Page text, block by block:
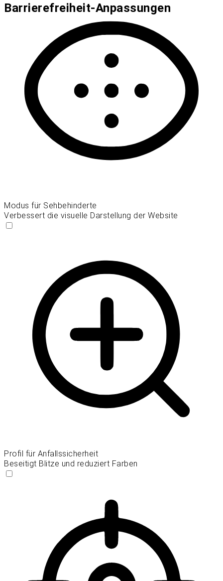
Barrierefreiheit-Anpassungen
Modus für Sehbehinderte
Verbessert die visuelle Darstellung der Website
Profil für Anfallssicherheit
Beseitigt Blitze und reduziert Farben